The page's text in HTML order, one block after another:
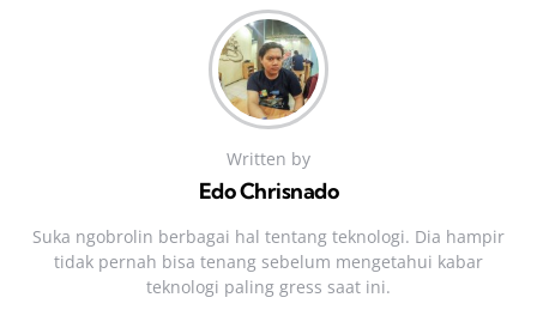
Written by
Edo Chrisnado
Suka ngobrolin berbagai hal tentang teknologi. Dia hampir
tidak pernah bisa tenang sebelum mengetahui kabar
teknologi paling gress saat ini.